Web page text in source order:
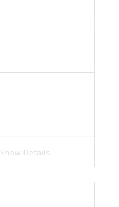
Show Details